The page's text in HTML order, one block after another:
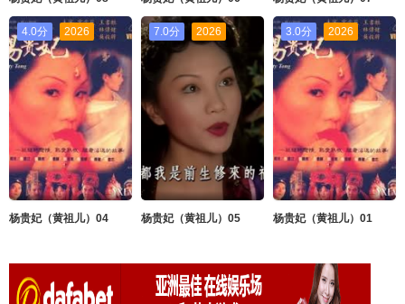
4.0分 2026
杨贵妃（黄祖儿）04
7.0分 2026
杨贵妃（黄祖儿）05
3.0分 2026
杨贵妃（黄祖儿）01